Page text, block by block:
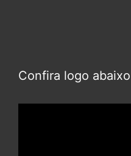
Confira logo